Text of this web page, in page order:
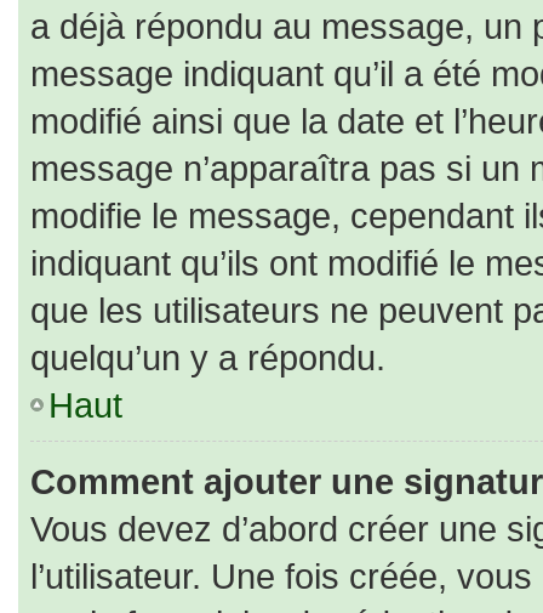
a déjà répondu au message, un
message indiquant qu’il a été
modifié ainsi que la date et
message n’apparaîtra pas si
modifie le message, cependant
indiquant qu’ils ont modifié le
que les utilisateurs ne peuvent
quelqu’un y a répondu.
Haut
Comment ajouter une
Vous devez d’abord créer une
l’utilisateur. Une fois créée,